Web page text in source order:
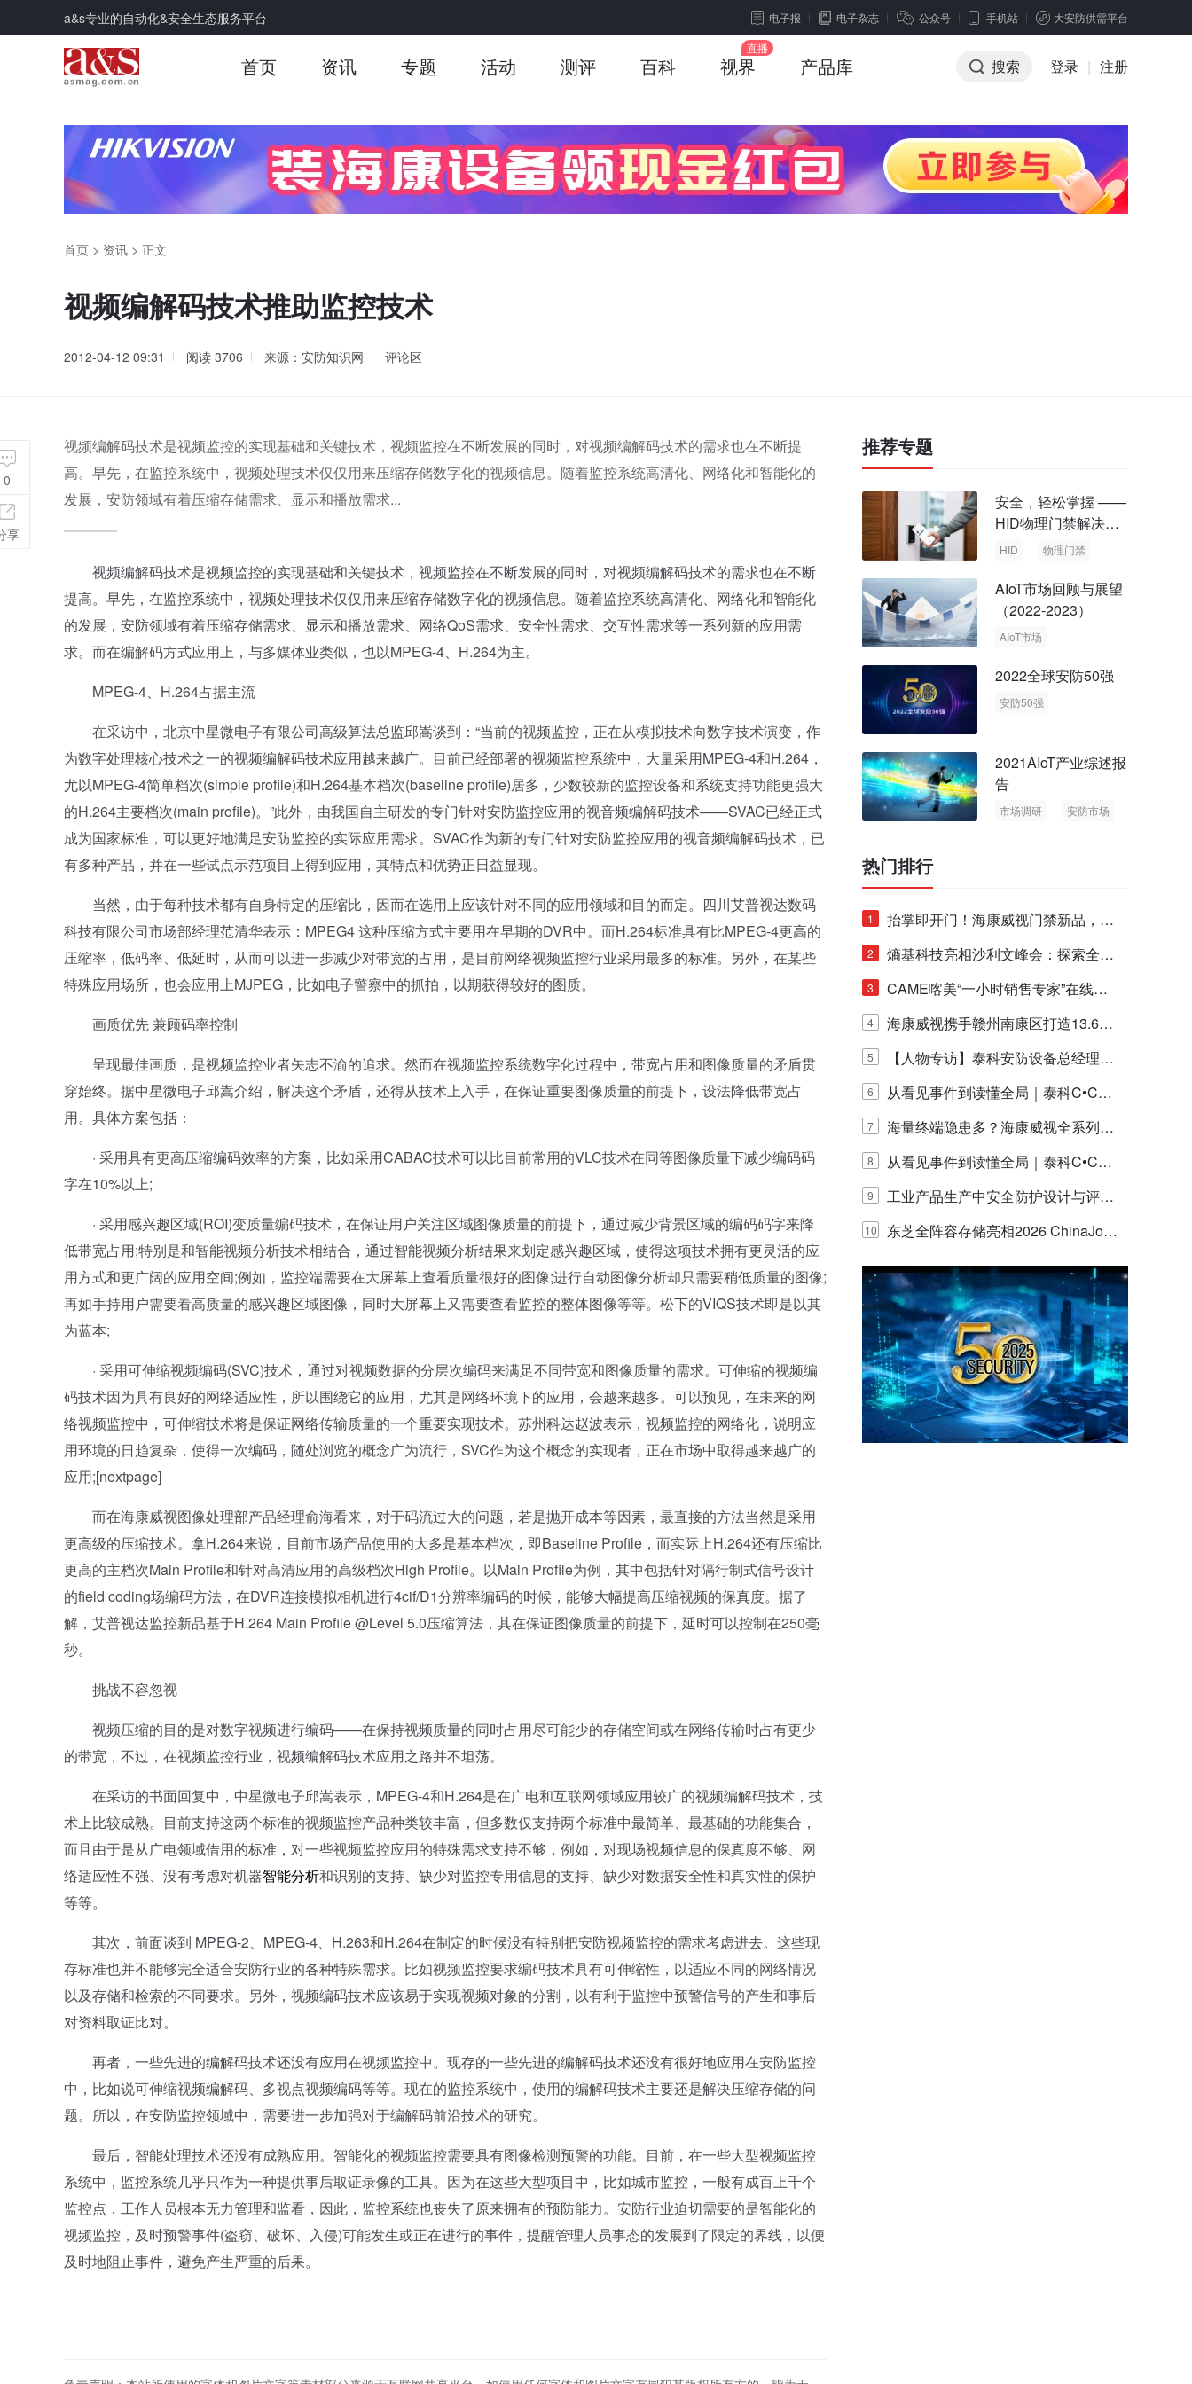
a&s专业的自动化&安全生态服务平台 电子报 电子杂志 公众号 手机站 大安防供需平台
首页 资讯 专题 活动 测评 百科 视界 产品库 搜索 登录 | 注册
首页 > 资讯 > 正文
视频编解码技术推助监控技术
2012-04-12 09:31 阅读 3706 来源：安防知识网 评论区
视频编解码技术是视频监控的实现基础和关键技术，视频监控在不断发展的同时，对视频编解码技术的需求也在不断提
高。早先，在监控系统中，视频处理技术仅仅用来压缩存储数字化的视频信息。随着监控系统高清化、网络化和智能化的
发展，安防领域有着压缩存储需求、显示和播放需求...
视频编解码技术是视频监控的实现基础和关键技术，视频监控在不断发展的同时，对视频编解码技术的需求也在不断
提高。早先，在监控系统中，视频处理技术仅仅用来压缩存储数字化的视频信息。随着监控系统高清化、网络化和智能化
的发展，安防领域有着压缩存储需求、显示和播放需求、网络QoS需求、安全性需求、交互性需求等一系列新的应用需
求。而在编解码方式应用上，与多媒体业类似，也以MPEG-4、H.264为主。
MPEG-4、H.264占据主流
在采访中，北京中星微电子有限公司高级算法总监邱嵩谈到：“当前的视频监控，正在从模拟技术向数字技术演变，作
为数字处理核心技术之一的视频编解码技术应用越来越广。目前已经部署的视频监控系统中，大量采用MPEG-4和H.264，
尤以MPEG-4简单档次(simple profile)和H.264基本档次(baseline profile)居多，少数较新的监控设备和系统支持功能更强大
的H.264主要档次(main profile)。”此外，由我国自主研发的专门针对安防监控应用的视音频编解码技术——SVAC已经正式
成为国家标准，可以更好地满足安防监控的实际应用需求。SVAC作为新的专门针对安防监控应用的视音频编解码技术，已
有多种产品，并在一些试点示范项目上得到应用，其特点和优势正日益显现。
当然，由于每种技术都有自身特定的压缩比，因而在选用上应该针对不同的应用领域和目的而定。四川艾普视达数码
科技有限公司市场部经理范清华表示：MPEG4 这种压缩方式主要用在早期的DVR中。而H.264标准具有比MPEG-4更高的
压缩率，低码率、低延时，从而可以进一步减少对带宽的占用，是目前网络视频监控行业采用最多的标准。另外，在某些
特殊应用场所，也会应用上MJPEG，比如电子警察中的抓拍，以期获得较好的图质。
画质优先 兼顾码率控制
呈现最佳画质，是视频监控业者矢志不渝的追求。然而在视频监控系统数字化过程中，带宽占用和图像质量的矛盾贯
穿始终。据中星微电子邱嵩介绍，解决这个矛盾，还得从技术上入手，在保证重要图像质量的前提下，设法降低带宽占
用。具体方案包括：
· 采用具有更高压缩编码效率的方案，比如采用CABAC技术可以比目前常用的VLC技术在同等图像质量下减少编码码
字在10%以上;
· 采用感兴趣区域(ROI)变质量编码技术，在保证用户关注区域图像质量的前提下，通过减少背景区域的编码码字来降
低带宽占用;特别是和智能视频分析技术相结合，通过智能视频分析结果来划定感兴趣区域，使得这项技术拥有更灵活的应
用方式和更广阔的应用空间;例如，监控端需要在大屏幕上查看质量很好的图像;进行自动图像分析却只需要稍低质量的图像;
再如手持用户需要看高质量的感兴趣区域图像，同时大屏幕上又需要查看监控的整体图像等等。松下的VIQS技术即是以其
为蓝本;
· 采用可伸缩视频编码(SVC)技术，通过对视频数据的分层次编码来满足不同带宽和图像质量的需求。可伸缩的视频编
码技术因为具有良好的网络适应性，所以围绕它的应用，尤其是网络环境下的应用，会越来越多。可以预见，在未来的网
络视频监控中，可伸缩技术将是保证网络传输质量的一个重要实现技术。苏州科达赵波表示，视频监控的网络化，说明应
用环境的日趋复杂，使得一次编码，随处浏览的概念广为流行，SVC作为这个概念的实现者，正在市场中取得越来越广的
应用;[nextpage]
而在海康威视图像处理部产品经理俞海看来，对于码流过大的问题，若是抛开成本等因素，最直接的方法当然是采用
更高级的压缩技术。拿H.264来说，目前市场产品使用的大多是基本档次，即Baseline Profile，而实际上H.264还有压缩比
更高的主档次Main Profile和针对高清应用的高级档次High Profile。以Main Profile为例，其中包括针对隔行制式信号设计
的field coding场编码方法，在DVR连接模拟相机进行4cif/D1分辨率编码的时候，能够大幅提高压缩视频的保真度。据了
解，艾普视达监控新品基于H.264 Main Profile @Level 5.0压缩算法，其在保证图像质量的前提下，延时可以控制在250毫
秒。
挑战不容忽视
视频压缩的目的是对数字视频进行编码——在保持视频质量的同时占用尽可能少的存储空间或在网络传输时占有更少
的带宽，不过，在视频监控行业，视频编解码技术应用之路并不坦荡。
在采访的书面回复中，中星微电子邱嵩表示，MPEG-4和H.264是在广电和互联网领域应用较广的视频编解码技术，技
术上比较成熟。目前支持这两个标准的视频监控产品种类较丰富，但多数仅支持两个标准中最简单、最基础的功能集合，
而且由于是从广电领域借用的标准，对一些视频监控应用的特殊需求支持不够，例如，对现场视频信息的保真度不够、网
络适应性不强、没有考虑对机器智能分析和识别的支持、缺少对监控专用信息的支持、缺少对数据安全性和真实性的保护
等等。
其次，前面谈到 MPEG-2、MPEG-4、H.263和H.264在制定的时候没有特别把安防视频监控的需求考虑进去。这些现
存标准也并不能够完全适合安防行业的各种特殊需求。比如视频监控要求编码技术具有可伸缩性，以适应不同的网络情况
以及存储和检索的不同要求。另外，视频编码技术应该易于实现视频对象的分割，以有利于监控中预警信号的产生和事后
对资料取证比对。
再者，一些先进的编解码技术还没有应用在视频监控中。现存的一些先进的编解码技术还没有很好地应用在安防监控
中，比如说可伸缩视频编解码、多视点视频编码等等。现在的监控系统中，使用的编解码技术主要还是解决压缩存储的问
题。所以，在安防监控领域中，需要进一步加强对于编解码前沿技术的研究。
最后，智能处理技术还没有成熟应用。智能化的视频监控需要具有图像检测预警的功能。目前，在一些大型视频监控
系统中，监控系统几乎只作为一种提供事后取证录像的工具。因为在这些大型项目中，比如城市监控，一般有成百上千个
监控点，工作人员根本无力管理和监看，因此，监控系统也丧失了原来拥有的预防能力。安防行业迫切需要的是智能化的
视频监控，及时预警事件(盗窃、破坏、入侵)可能发生或正在进行的事件，提醒管理人员事态的发展到了限定的界线，以便
及时地阻止事件，避免产生严重的后果。
0
享
推荐专题
安全，轻松掌握 ——
HID物理门禁解决方
案，启动智慧安全新
HID 物理门禁
AIoT市场回顾与展望
（2022-2023）
AIoT市场
2022全球安防50强
安防50强
2021AIoT产业综述报
告
市场调研
安防市场
热门排行
1
抬掌即开门！海康威视门禁新品，不
止认人脸，更认"掌"中静脉！
2
熵基科技亮相沙利文峰会：探索全栈
脑机技术商业化生态新路径
3
CAME喀美“一小时销售专家”在线赋
能培训正式启动！
4
海康威视携手赣州南康区打造13.6公
里绿波网
5
【人物专访】泰科安防设备总经理张
宁解码安防出海新范式
6
从看见事件到读懂全局｜泰科C•CUR
E IQ 3.20开启安防运营智能新时代
7
海量终端隐患多？海康威视全系列物
联安全产品，四层守护更放心！
8
从看见事件到读懂全局｜泰科C•CUR
E IQ 3.20开启安防运营智能新时代
9
工业产品生产中安全防护设计与评估
的实践与探讨
10
东芝全阵容存储亮相2026 ChinaJo
y，以海量数据底座赋能“与AI同游”新
体验